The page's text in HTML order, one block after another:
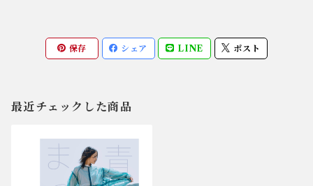
保存 シェア LINE ポスト
最近チェックした商品